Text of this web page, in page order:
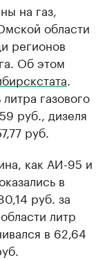
на газ,
области
регионов
Об этом
.
газового
руб., дизеля
руб.
как АИ-95 и
в
руб. за
литр
в 62,64